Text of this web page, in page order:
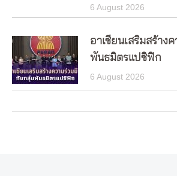
6 August 2026
อาเซียนเสริมสร้าง
พันธมิตรแปซิฟิก
6 August 2026